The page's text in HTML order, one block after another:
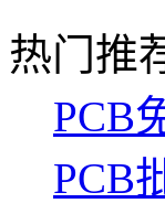
热门推
PCB
PCB